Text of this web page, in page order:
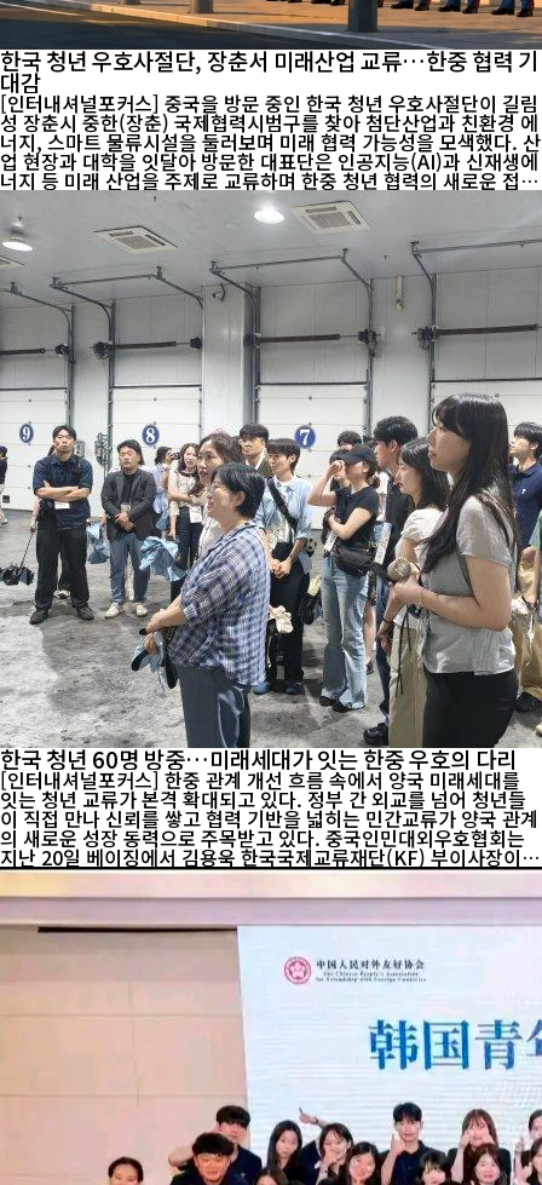
한국 청년 우호사절단, 장춘서 미래산업 교류…한중 협력 기
대감
[인터내셔널포커스] 중국을 방문 중인 한국 청년 우호사절단이 길림
성 장춘시 중한(장춘) 국제협력시범구를 찾아 첨단산업과 친환경 에
너지, 스마트 물류시설을 둘러보며 미래 협력 가능성을 모색했다. 산
업 현장과 대학을 잇달아 방문한 대표단은 인공지능(AI)과 신재생에
너지 등 미래 산업을 주제로 교류하며 한중 청년 협력의 새로운 접점
을 확인했다. 중국 길림망에 따르면 지난 23일 한국 청년 우호사절
단 60명은 중한(장춘) 국제협력시범구를 방문해 주요 산업시설과 교
육기관을 견학했다. 이번 일정은 산업과 교육, 문화 교류를 연계해
양국 청년 간 이해를 높이고 미래 협력 기반을 확대하기 위해 마련됐
다. 중한(장춘) 국제협력시범구는 중국이 한국과의 산업협력을 강화
하기 위해 조성한 국가급 협력 플랫폼으로, 첨단 제조업과 바이오,
신에너지, 현대물류 등 전략산업을 집중 육성하고 있다. 대표단은 중
한도시관에...
한국 청년 60명 방중…미래세대가 잇는 한중 우호의 다리
[인터내셔널포커스] 한중 관계 개선 흐름 속에서 양국 미래세대를
잇는 청년 교류가 본격 확대되고 있다. 정부 간 외교를 넘어 청년들
이 직접 만나 신뢰를 쌓고 협력 기반을 넓히는 민간교류가 양국 관계
의 새로운 성장 동력으로 주목받고 있다. 중국인민대외우호협회는
지난 20일 베이징에서 김용욱 한국국제교류재단(KF) 부이사장이
이끄는 한국 청년 우호사절단 60명의 방중을 환영하는 만찬을 개최
했다고 22일 밝혔다. 행사에는 위안민다오 중국인민대외우호협회
부회장과 유복근 주중한국대사관 공사가 참석해 한중 청년 교류 확
대의 중요성을 강조했다. 이번 대표단은 한국 사회 각 분야의 청년들
로 구성됐으며, 방중 기간 베이징과 지린성을 방문해 중국의 경제·
사회·문화 발전상을 체험하고 양국 청년 간 교류 프로그램에 참여한